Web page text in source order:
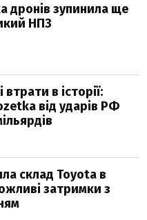
дронів зупинила ще
НПЗ
втрати в історії:
від ударів РФ
склад Toyota в
затримки з